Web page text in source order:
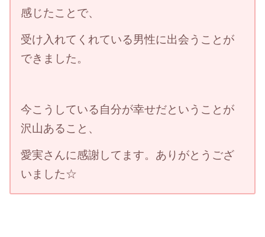
感じたことで、
受け入れてくれている男性に出会うことが
できました。
今こうしている自分が幸せだということが
沢山あること、
愛実さんに感謝してます。ありがとうござ
いました☆